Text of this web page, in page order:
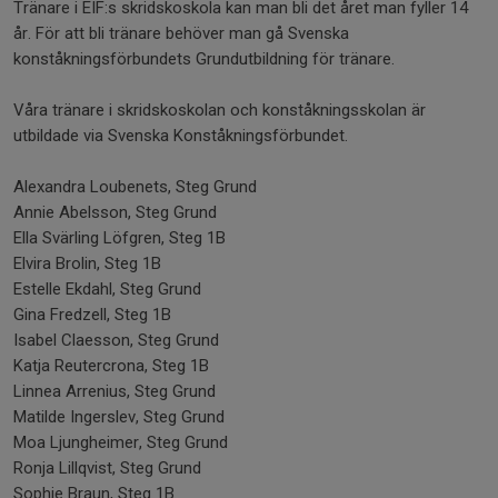
Tränare i EIF:s skridskoskola kan man bli det året man fyller 14
år. För att bli tränare behöver man gå Svenska
konståkningsförbundets Grundutbildning för tränare.
Våra tränare i skridskoskolan och konståkningsskolan är
utbildade via Svenska Konståkningsförbundet.
Alexandra Loubenets, Steg Grund
Annie Abelsson, Steg Grund
Ella Svärling Löfgren, Steg 1B
Elvira Brolin, Steg 1B
Estelle Ekdahl, Steg Grund
Gina Fredzell, Steg 1B
Isabel Claesson, Steg Grund
Katja Reutercrona, Steg 1B
Linnea Arrenius, Steg Grund
Matilde Ingerslev, Steg Grund
Moa Ljungheimer, Steg Grund
Ronja Lillqvist, Steg Grund
Sophie Braun, Steg 1B